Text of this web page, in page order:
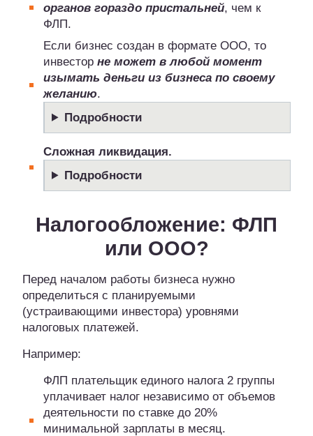
органов гораздо пристальней, чем к
ФЛП.
Если бизнес создан в формате ООО, то
инвестор не может в любой момент
изымать деньги из бизнеса по своему
желанию.
Подробности
Сложная ликвидация.
Подробности
Налогообложение: ФЛП
или ООО?
Перед началом работы бизнеса нужно
определиться с планируемыми
(устраивающими инвестора) уровнями
налоговых платежей.
Например:
ФЛП плательщик единого налога 2 группы
уплачивает налог независимо от объемов
деятельности по ставке до 20%
минимальной зарплаты в месяц.